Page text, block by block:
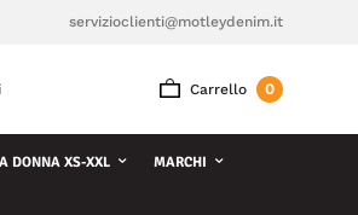
servizioclienti@motleydenim.it
Carrello 0
DONNA XS-XXL MARCHI